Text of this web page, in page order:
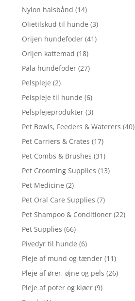
Nylon halsbånd (14)
Olietilskud til hunde (3)
Orijen hundefoder (41)
Orijen kattemad (18)
Pala hundefoder (27)
Pelspleje (2)
Pelspleje til hunde (6)
Pelsplejeprodukter (3)
Pet Bowls, Feeders & Waterers (40)
Pet Carriers & Crates (17)
Pet Combs & Brushes (31)
Pet Grooming Supplies (13)
Pet Medicine (2)
Pet Oral Care Supplies (7)
Pet Shampoo & Conditioner (22)
Pet Supplies (66)
Pivedyr til hunde (6)
Pleje af mund og tænder (11)
Pleje af ører, øjne og pels (26)
Pleje af poter og kløer (9)